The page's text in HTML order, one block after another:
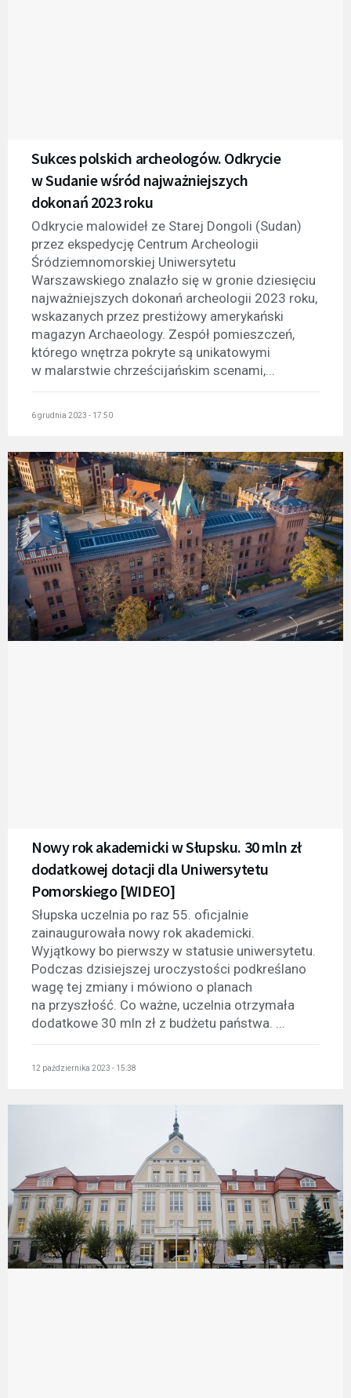
Sukces polskich archeologów. Odkrycie
w Sudanie wśród najważniejszych
dokonań 2023 roku
Odkrycie malowideł ze Starej Dongoli (Sudan)
przez ekspedycję Centrum Archeologii
Śródziemnomorskiej Uniwersytetu
Warszawskiego znalazło się w gronie dziesięciu
najważniejszych dokonań archeologii 2023 roku,
wskazanych przez prestiżowy amerykański
magazyn Archaeology. Zespół pomieszczeń,
którego wnętrza pokryte są unikatowymi
w malarstwie chrześcijańskim scenami,...
6 grudnia 2023 - 17:50
Nowy rok akademicki w Słupsku. 30 mln zł
dodatkowej dotacji dla Uniwersytetu
Pomorskiego [WIDEO]
Słupska uczelnia po raz 55. oficjalnie
zainaugurowała nowy rok akademicki.
Wyjątkowy bo pierwszy w statusie uniwersytetu.
Podczas dzisiejszej uroczystości podkreślano
wagę tej zmiany i mówiono o planach
na przyszłość. Co ważne, uczelnia otrzymała
dodatkowe 30 mln zł z budżetu państwa. ...
12 października 2023 - 15:38